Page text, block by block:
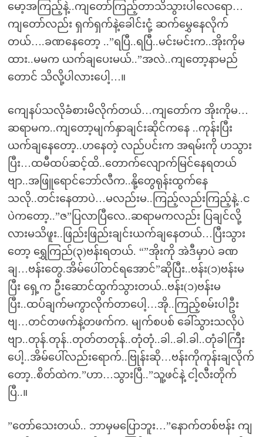
မော့အကြည့်နဲ့..ကျတော်ကြည့်တာသိသွားပါလေရော…
ကျတော်လည်း ရှက်ရှက်နဲ့ခေါင်းငုံ့ ဆက်မွှေနေလိုက်
တယ်….ခဏနေတော့ ..”ရပြီ..ရပြီ..မင်းမင်းက..အိုးကိုမ
ထား..မမက ယက်ချပေးမယ်..”အလဲ..ကျတော့နာမည်
တောင် သိလို့ပါလားပေါ့…။
ကျေနပ်သလိုခံစားမိလိုက်တယ်…ကျတော်က အိုးကိုမ…
ဆရာမက..ကျတော့မျက်နှာချင်းဆိုင်ကနေ ..ကုန်းပြီး
ယက်ချနေတော့..ဟနေတဲ့ လည်ပင်းက အရမ်းကို ဟသွား
ပြီး…ထမီထပ်ဆင့်ထိ..တောက်လျောက်မြင်နေရတယ်
ဗျာ..အဖြူရောင်ဘော်လီက..နို့တွေရုန်းထွက်နေ
သလို..တင်းနေတာပဲ…မလည်းမ..ကြည့်လည်းကြည့်နဲ့..င
ပဲကတော့..”ဇ”ပြလာပြီလေ..ဆရာမကလည်း ပြချင်လို့
လားမသိဖူး..ဖြည်းဖြည်းချင်းယက်ချနေတယ်…ပြီးသွား
တော့ ရွှေကြည်(၃)ဗန်းရတယ်. “”အိုးကို အဲဒီမှာပဲ ခဏ
ချ…ဗန်းတွေ.အိမ်ပေါ်တင်ရအောင်”ဆိုပြီး..ဗန်း(၁)ဗန်းမ
ပြီး ရှေ့က ဦးဆောင်ထွက်သွားတယ်..ဗန်း(၁)ဗန်းမ
ပြီး..ထပ်ချက်မကွာလိုက်တာပေါ့…အို..ကြည့်စမ်းပါဦး
ဗျ…တင်တဖက်နဲ့တဖက်က. မျက်စပစ် ခေါ်သွားသလိုပဲ
ဗျာ..တုန်.တုန်..တုတ်တတုန်..တုံတုံ..ခါ..ခါ.ခါ..တုံခါကြီး
ပေါ့..အိမ်ပေါ်လည်းရောက်..ဗြုန်းဆို…ဗန်းကိုကုန်းချလိုက်
တော့..စိတ်ထဲက.”ဟာ…သွားပြီ..”သူ့ဖင်နဲ့ ငါ့လီးတိုက်
ပြီ..။
”တော်သေးတယ်.. ဘာမှမပြောဘူး…”နောက်တစ်ဗန်း ကျ